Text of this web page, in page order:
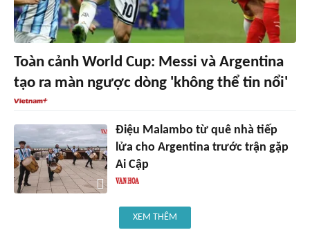
Toàn cảnh World Cup: Messi và Argentina
tạo ra màn ngược dòng 'không thể tin nổi'
Điệu Malambo từ quê nhà tiếp
lửa cho Argentina trước trận gặp
Ai Cập
XEM THÊM